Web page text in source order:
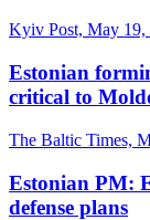
Kyiv Post, May 19,
Estonian
critical to
The Baltic Times,
Estonian PM:
defense plans